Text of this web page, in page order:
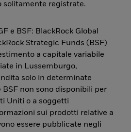
solitamente registrate.
e BSF: BlackRock Global
Strategic Funds (BSF)
a capitale variabile
in Lussemburgo,
solo in determinate
BSF non sono disponibili per
Uniti o a soggetti
sui prodotti relative a
essere pubblicate negli